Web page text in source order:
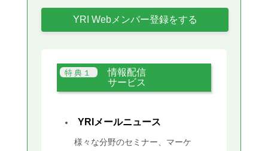
YRI Webメンバー登録をする
情報配信
サービス
YRIメールニュース
様々な分野のセミナー、マーケ